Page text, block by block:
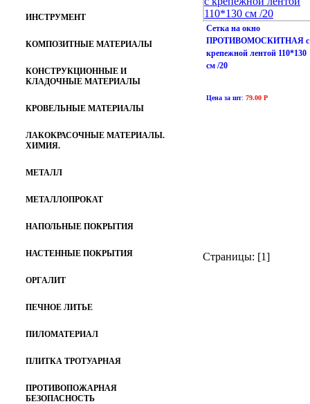
ИНСТРУМЕНТ
КОМПОЗИТНЫЕ МАТЕРИАЛЫ
КОНСТРУКЦИОННЫЕ И
КЛАДОЧНЫЕ МАТЕРИАЛЫ
КРОВЕЛЬНЫЕ МАТЕРИАЛЫ
ЛАКОКРАСОЧНЫЕ МАТЕРИАЛЫ.
ХИМИЯ.
МЕТАЛЛ
МЕТАЛЛОПРОКАТ
НАПОЛЬНЫЕ ПОКРЫТИЯ
НАСТЕННЫЕ ПОКРЫТИЯ
ОРГАЛИТ
ПЕЧНОЕ ЛИТЬЕ
ПИЛОМАТЕРИАЛ
ПЛИТКА ТРОТУАРНАЯ
ПРОТИВОПОЖАРНАЯ
БЕЗОПАСНОСТЬ
Сетка на окно
ПРОТИВОМОСКИТНАЯ с
крепежной лентой 110*130
см /20
Цена за шт: 79.00 Р
Страницы: [1]